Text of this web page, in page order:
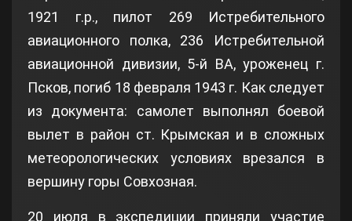
1921 г.р., пилот 269 Истребительного
авиационного полка, 236 Истребительной
авиационной дивизии, 5-й ВА, уроженец г.
Псков, погиб 18 февраля 1943 г. Как следует
из документа: самолет выполнял боевой
вылет в район ст. Крымская и в сложных
метеорологических условиях врезался в
вершину горы Совхозная.
20 июля в экспедиции приняли участие